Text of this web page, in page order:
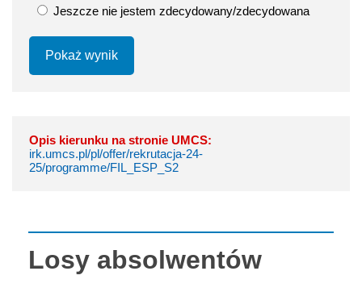
Jeszcze nie jestem zdecydowany/zdecydowana
Pokaż wynik
Opis kierunku na stronie UMCS:
irk.umcs.pl/pl/offer/rekrutacja-24-
25/programme/FIL_ESP_S2
Losy absolwentów